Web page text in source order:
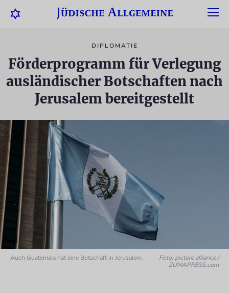
DIPLOMATIE
Förderprogramm für Verlegung
ausländischer Botschaften nach
Jerusalem bereitgestellt
Auch Guatemala hat eine Botschaft in Jerusalem.
Foto: picture alliance /
ZUMAPRESS.com